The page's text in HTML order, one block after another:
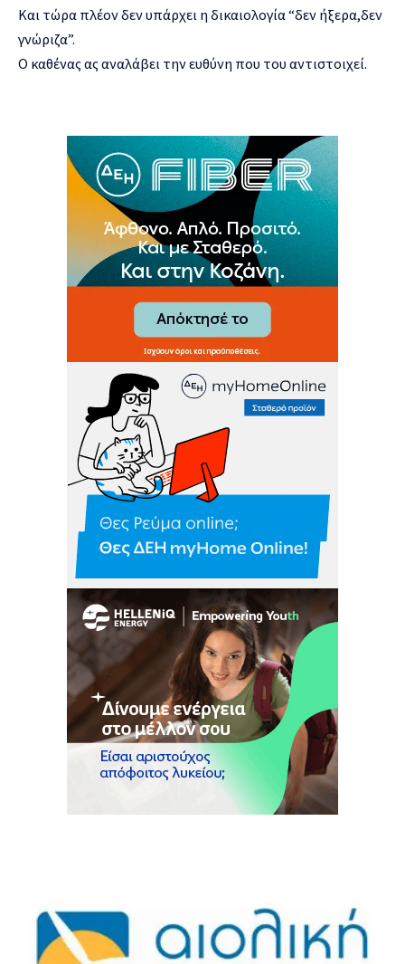
Και τώρα πλέον δεν υπάρχει η δικαιολογία “δεν ήξερα,δεν
γνώριζα”.
Ο καθένας ας αναλάβει την ευθύνη που του αντιστοιχεί.